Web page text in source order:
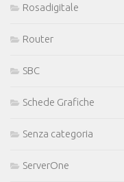
Rosadigitale
Router
SBC
Schede Grafiche
Senza categoria
ServerOne